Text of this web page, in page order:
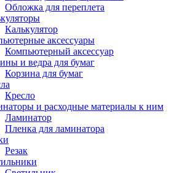
Обложка для переплета
Калькулятор
аксессуары
Компьютерный аксессуар
и ведра для бумаг
Корзина для бумаг
Кресло
и расходные материалы к ним
Ламинатор
Пленка для ламинатора
Резак